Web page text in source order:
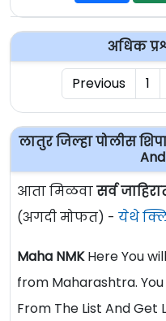
अधिक
Previous
1
लातुर जिल्हा पोलीस
आता मिळवासर्व
(अगदी मोफत) - येथे
Maha NMKHere You
from Maharashtra.
From The List And